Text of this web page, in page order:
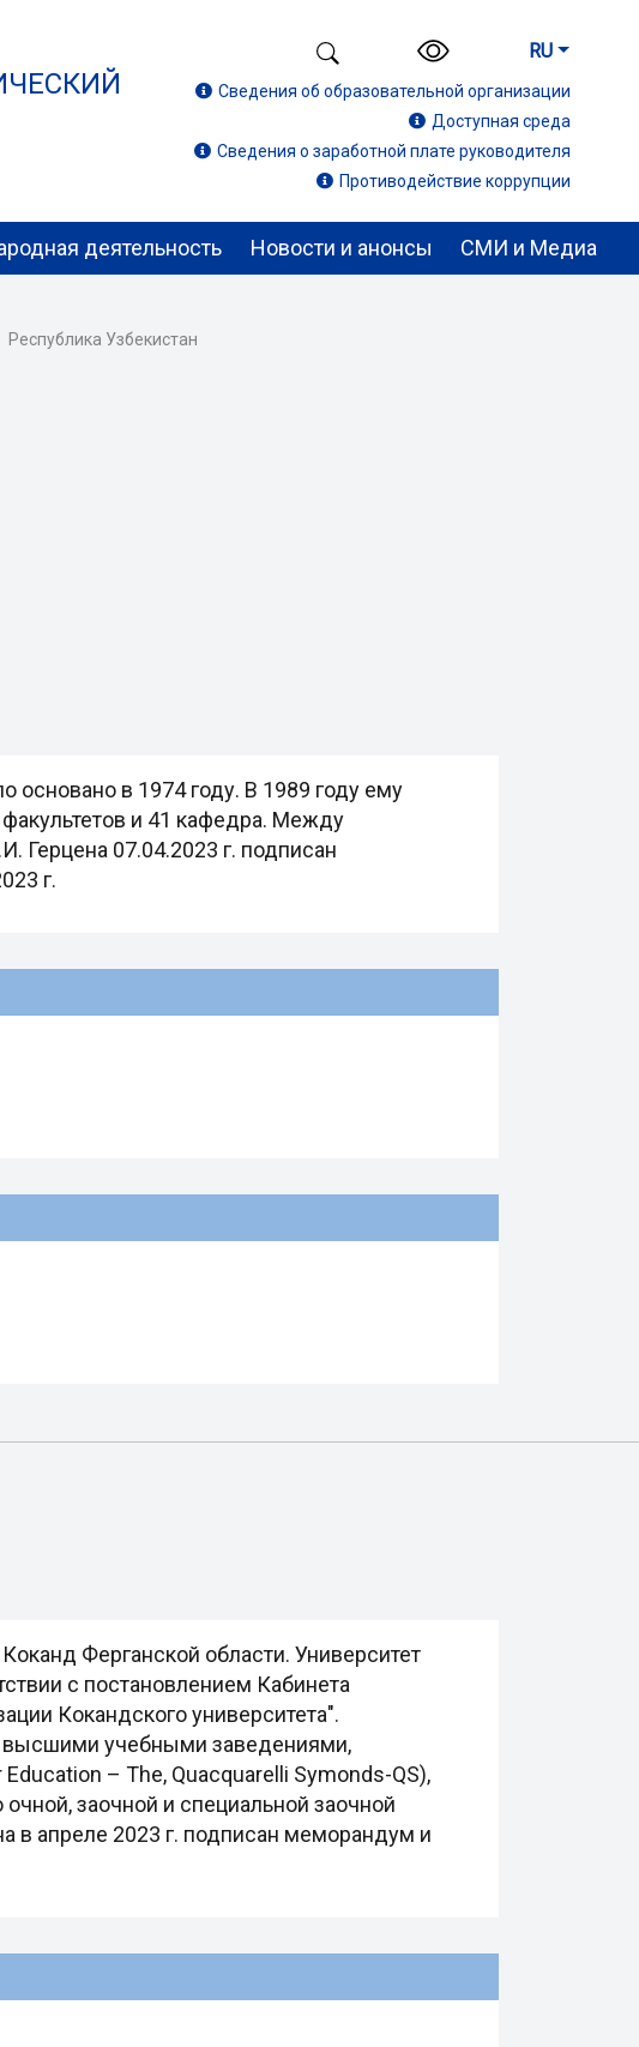
RU
Сведения об образовательной организации
Доступная среда
Сведения о заработной плате руководителя
Противодействие коррупции
деятельность Новости и анонсы СМИ и Медиа
Республика Узбекистан
в 1974 году. В 1989 году ему
и 41 кафедра. Между
Герцена 07.04.2023 г. подписан
г.
Ферганской области. Университет
с постановлением Кабинета
Кокандского университета".
высшими учебными заведениями,
– The, Quacquarelli Symonds-QS),
заочной и специальной заочной
апреле 2023 г. подписан меморандум и